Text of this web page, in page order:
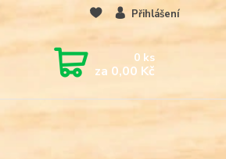
Přihlášení
0 ks
za 0,00 Kč